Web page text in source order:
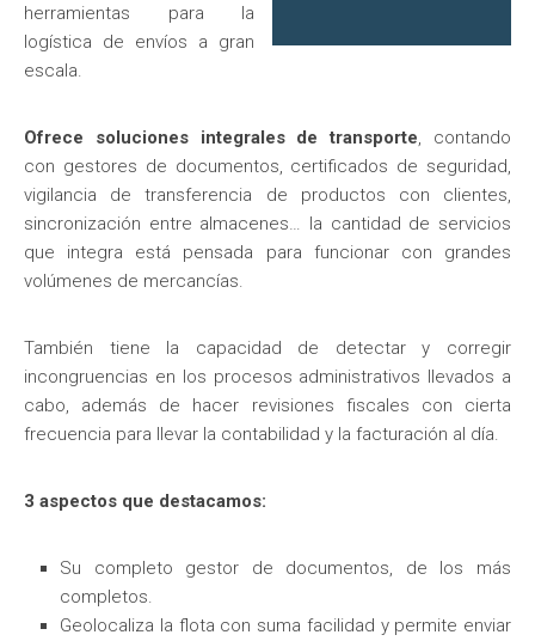
herramientas para la
logística de envíos a gran
escala.
Ofrece soluciones integrales de transporte, contando
con gestores de documentos, certificados de seguridad,
vigilancia de transferencia de productos con clientes,
sincronización entre almacenes… la cantidad de servicios
que integra está pensada para funcionar con grandes
volúmenes de mercancías.
También tiene la capacidad de detectar y corregir
incongruencias en los procesos administrativos llevados a
cabo, además de hacer revisiones fiscales con cierta
frecuencia para llevar la contabilidad y la facturación al día.
3 aspectos que destacamos:
Su completo gestor de documentos, de los más
completos.
Geolocaliza la flota con suma facilidad y permite enviar